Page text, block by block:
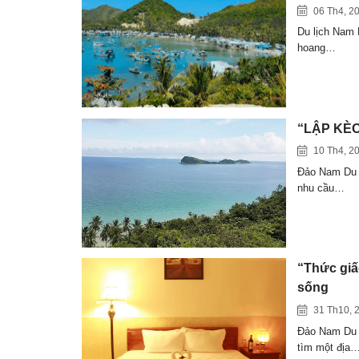
06 Th4,
Du lịch
hoang…
“LẬP
10 Th4,
Đảo Nam Du
nhu cầu…
“Thức
sống
31 Th10,
Đảo Nam
tìm một